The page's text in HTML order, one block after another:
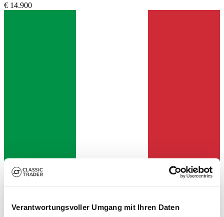
Verantwortungsvoller Umgang mit Ihren Daten
€ 14.900